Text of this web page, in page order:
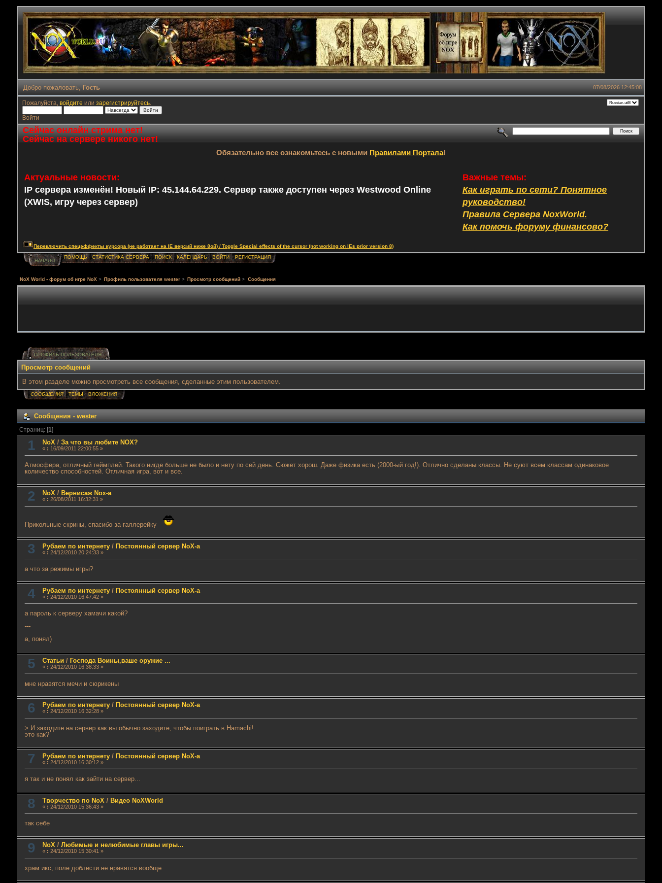
07/08/2026 12:45:08
Добро пожаловать, Гость
Пожалуйста, войдите или зарегистрируйтесь.
Войти
Сейчас онлайн стрима нет!
Сейчас на сервере никого нет!
Обязательно все ознакомьтесь с новыми Правилами Портала!
Актуальные новости:
IP сервера изменён! Новый IP: 45.144.64.229. Сервер также доступен через Westwood Online
(XWIS, игру через сервер)
Важные темы:
Как играть по сети? Понятное
руководство!
Правила Сервера NoxWorld.
Как помочь форуму финансово?
Переключить спецэффекты курсора (не работает на IE версий ниже 8ой) / Toggle Special effects of the cursor (not working on IEs prior version 8)
НАЧАЛО
ПОМОЩЬ СТАТИСТИКА СЕРВЕРА ПОИСК КАЛЕНДАРЬ ВОЙТИ РЕГИСТРАЦИЯ
NoX World - форум об игре NoX > Профиль пользователя wester > Просмотр сообщений > Сообщения
ПРОФИЛЬ ПОЛЬЗОВАТЕЛЯ
Просмотр сообщений
В этом разделе можно просмотреть все сообщения, сделанные этим пользователем.
СООБЩЕНИЯ ТЕМЫ ВЛОЖЕНИЯ
Сообщения - wester
Страниц: [1]
1 NoX/ За что вы любите NOX?
« : 16/09/2011 22:00:55 »
Атмосфера, отличный геймплей. Такого нигде больше не было и нету по сей день. Сюжет хорош. Даже физика есть (2000-ый год!). Отлично сделаны классы. Не суют всем классам одинаковое
количество способностей. Отличная игра, вот и все.
2 NoX/ Вернисаж Nox-а
« : 26/08/2011 16:32:31 »
Прикольные скрины, спасибо за галлерейку
3 Рубаем по интернету/ Постоянный сервер NoX-а
« : 24/12/2010 20:24:33 »
а что за режимы игры?
4 Рубаем по интернету/ Постоянный сервер NoX-а
« : 24/12/2010 16:47:42 »
а пароль к серверу хамачи какой?
---
а, понял)
5 Статьи / Господа Воины,ваше оружие ...
« : 24/12/2010 16:38:33 »
мне нравятся мечи и сюрикены
6 Рубаем по интернету/ Постоянный сервер NoX-а
« : 24/12/2010 16:32:28 »
> И заходите на сервер как вы обычно заходите, чтобы поиграть в Hamachi!
это как?
7 Рубаем по интернету/ Постоянный сервер NoX-а
« : 24/12/2010 16:30:12 »
я так и не понял как зайти на сервер...
8 Творчество по NoX / Видео NoXWorld
« : 24/12/2010 15:36:43 »
так себе
9 NoX/ Любимые и нелюбимые главы игры...
« : 24/12/2010 15:30:41 »
храм икс, поле доблести не нравятся вообще